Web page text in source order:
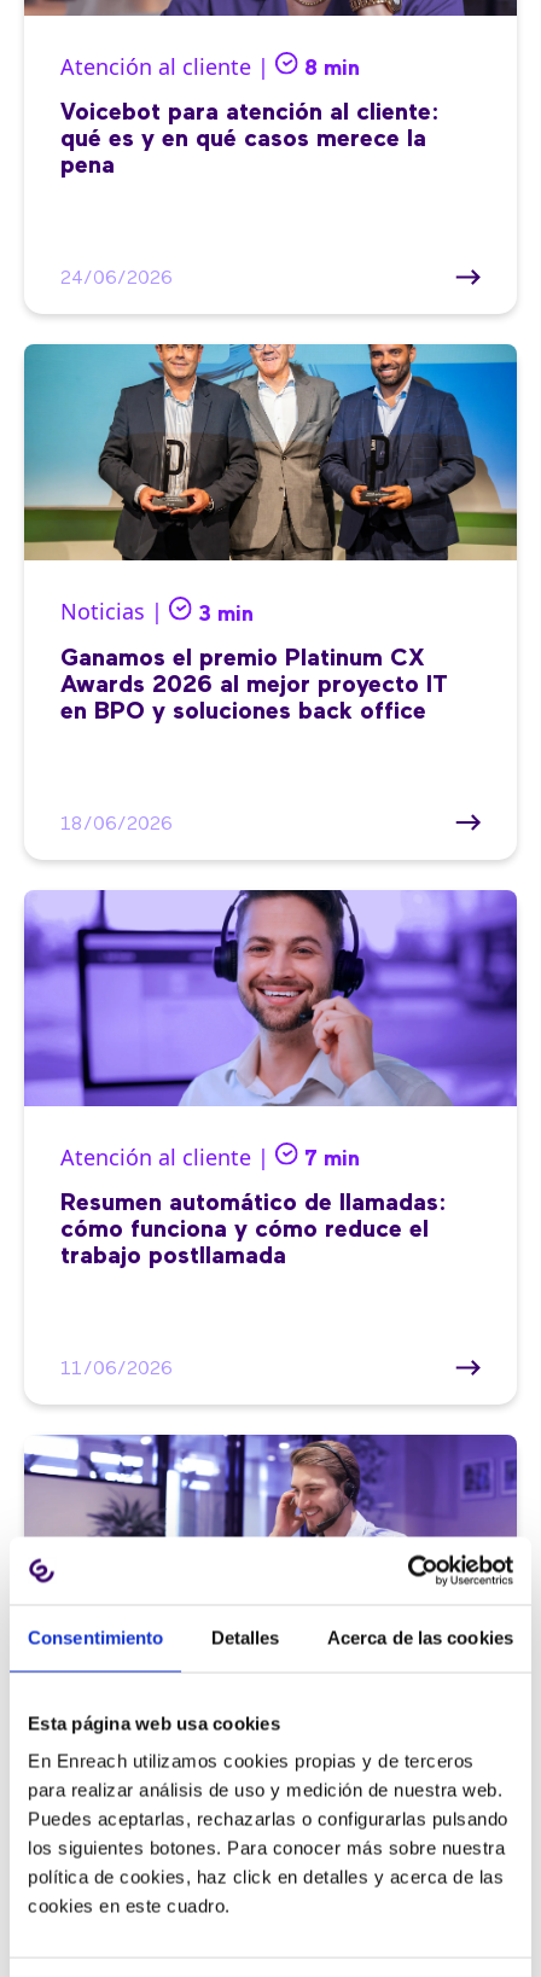
Consentimiento Detalles Acerca de las cookies
Esta página web usa cookies
En Enreach utilizamos cookies propias y de terceros
para realizar análisis de uso y medición de nuestra web.
Puedes aceptarlas, rechazarlas o configurarlas pulsando
los siguientes botones. Para conocer más sobre nuestra
política de cookies, haz click en detalles y acerca de las
cookies en este cuadro.
Atención al cliente | 8 min
Voicebot para atención al cliente:
qué es y en qué casos merece la
pena
24/06/2026
Noticias | 3 min
Ganamos el premio Platinum CX
Awards 2026 al mejor proyecto IT
en BPO y soluciones back office
18/06/2026
Atención al cliente | 7 min
Resumen automático de llamadas:
cómo funciona y cómo reduce el
trabajo postllamada
11/06/2026
9 métricas de call center para medir
la satisfacción del cliente
11/06/2026